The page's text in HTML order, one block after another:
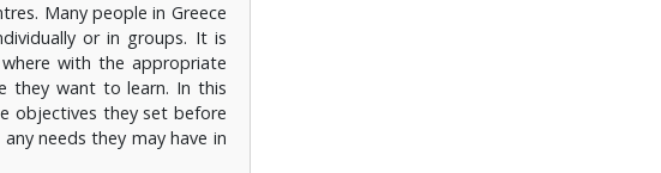
Many people in Greece
or in groups. It is
with the appropriate
they want to learn. In this
objectives they set before
needs they may have in